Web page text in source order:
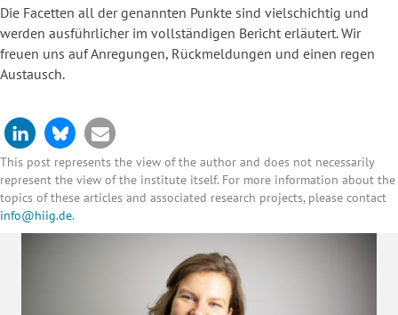
Die Facetten all der genannten Punkte sind vielschichtig und
werden ausführlicher im vollständigen Bericht erläutert. Wir
freuen uns auf Anregungen, Rückmeldungen und einen regen
Austausch.
This post represents the view of the author and does not necessarily
represent the view of the institute itself. For more information about the
topics of these articles and associated research projects, please contact
info@hiig.de.